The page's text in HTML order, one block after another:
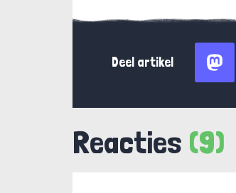
Deel artikel
Reacties (9)